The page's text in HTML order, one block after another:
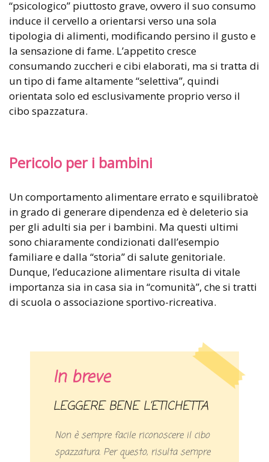
“psicologico” piuttosto grave, ovvero il suo consumo
induce il cervello a orientarsi verso una sola
tipologia di alimenti, modificando persino il gusto e
la sensazione di fame. L’appetito cresce
consumando zuccheri e cibi elaborati, ma si tratta di
un tipo di fame altamente “selettiva”, quindi
orientata solo ed esclusivamente proprio verso il
cibo spazzatura.
Pericolo per i bambini
Un comportamento alimentare errato e squilibratoè
in grado di generare dipendenza ed è deleterio sia
per gli adulti sia per i bambini. Ma questi ultimi
sono chiaramente condizionati dall’esempio
familiare e dalla “storia” di salute genitoriale.
Dunque, l’educazione alimentare risulta di vitale
importanza sia in casa sia in “comunità”, che si tratti
di scuola o associazione sportivo-ricreativa.
In breve
LEGGERE BENE L’ETICHETTA
Non è sempre facile riconoscere il cibo
spazzatura. Per questo, risulta sempre